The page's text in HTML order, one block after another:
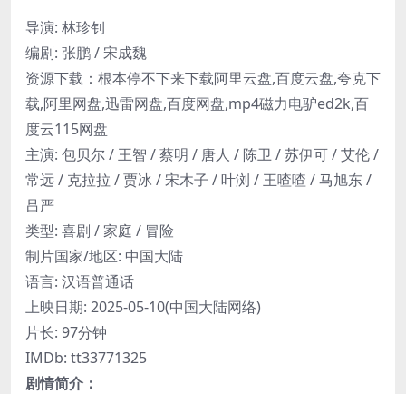
导演: 林珍钊
编剧: 张鹏 / 宋成魏
资源下载：根本停不下来下载阿里云盘,百度云盘,夸克下
载,阿里网盘,迅雷网盘,百度网盘,mp4磁力电驴ed2k,百
度云115网盘
主演: 包贝尔 / 王智 / 蔡明 / 唐人 / 陈卫 / 苏伊可 / 艾伦 /
常远 / 克拉拉 / 贾冰 / 宋木子 / 叶浏 / 王喳喳 / 马旭东 /
吕严
类型: 喜剧 / 家庭 / 冒险
制片国家/地区: 中国大陆
语言: 汉语普通话
上映日期: 2025-05-10(中国大陆网络)
片长: 97分钟
IMDb: tt33771325
剧情简介：